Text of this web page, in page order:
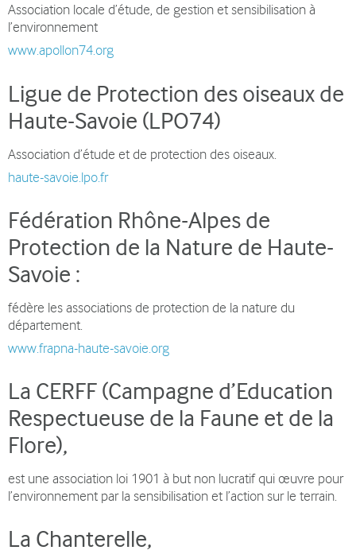
Association locale d’étude, de gestion et sensibilisation à
l’environnement
www.apollon74.org
Ligue de Protection des oiseaux de
Haute-Savoie (LPO74)
Association d’étude et de protection des oiseaux.
haute-savoie.lpo.fr
Fédération Rhône-Alpes de
Protection de la Nature de Haute-
Savoie :
fédère les associations de protection de la nature du
département.
www.frapna-haute-savoie.org
La CERFF (Campagne d’Education
Respectueuse de la Faune et de la
Flore),
est une association loi 1901 à but non lucratif qui œuvre pour
l’environnement par la sensibilisation et l’action sur le terrain.
La Chanterelle,